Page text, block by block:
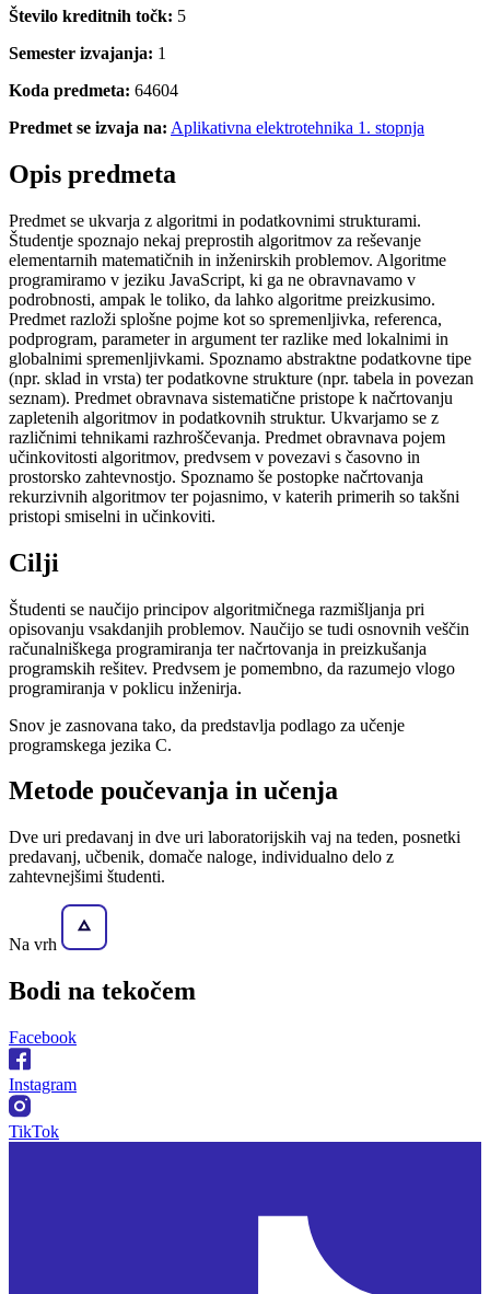
Število kreditnih točk: 5
Semester izvajanja: 1
Koda predmeta: 64604
Predmet se izvaja na: Aplikativna elektrotehnika 1. stopnja
Opis predmeta
Predmet se ukvarja z algoritmi in podatkovnimi strukturami.
Študentje spoznajo nekaj preprostih algoritmov za reševanje
elementarnih matematičnih in inženirskih problemov. Algoritme
programiramo v jeziku JavaScript, ki ga ne obravnavamo v
podrobnosti, ampak le toliko, da lahko algoritme preizkusimo.
Predmet razloži splošne pojme kot so spremenljivka, referenca,
podprogram, parameter in argument ter razlike med lokalnimi in
globalnimi spremenljivkami. Spoznamo abstraktne podatkovne tipe
(npr. sklad in vrsta) ter podatkovne strukture (npr. tabela in povezan
seznam). Predmet obravnava sistematične pristope k načrtovanju
zapletenih algoritmov in podatkovnih struktur. Ukvarjamo se z
različnimi tehnikami razhroščevanja. Predmet obravnava pojem
učinkovitosti algoritmov, predvsem v povezavi s časovno in
prostorsko zahtevnostjo. Spoznamo še postopke načrtovanja
rekurzivnih algoritmov ter pojasnimo, v katerih primerih so takšni
pristopi smiselni in učinkoviti.
Cilji
Študenti se naučijo principov algoritmičnega razmišljanja pri
opisovanju vsakdanjih problemov. Naučijo se tudi osnovnih veščin
računalniškega programiranja ter načrtovanja in preizkušanja
programskih rešitev. Predvsem je pomembno, da razumejo vlogo
programiranja v poklicu inženirja.
Snov je zasnovana tako, da predstavlja podlago za učenje
programskega jezika C.
Metode poučevanja in učenja
Dve uri predavanj in dve uri laboratorijskih vaj na teden, posnetki
predavanj, učbenik, domače naloge, individualno delo z
zahtevnejšimi študenti.
Na vrh
Bodi na tekočem
Facebook
Instagram
TikTok